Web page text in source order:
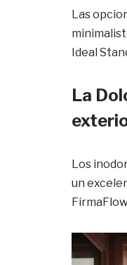
Las
Ideal
La
Los
un